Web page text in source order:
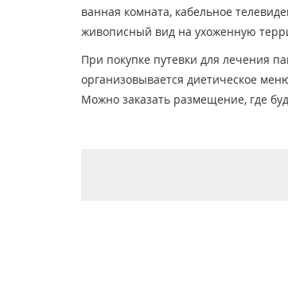
ванная комната, кабельное
живописный вид на ухоженную
При покупке путевки для лечения
организовывается диетическое
Можно заказать размещение, где